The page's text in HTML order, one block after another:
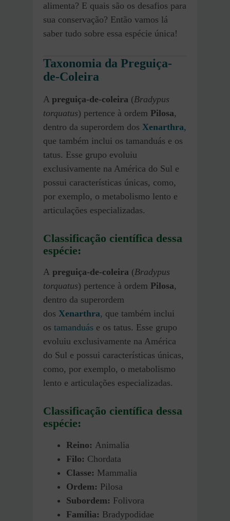
alimenta? E quais são os desafios para
sua conservação? Então vamos lá
saber tudo sobre essa espécie única!
Taxonomia da Preguiça-
de-Coleira
A preguiça-de-coleira (Bradypus
torquatus) pertence à ordem Pilosa,
dentro da superordem dos Xenarthra,
que também inclui os tamanduás e os
tatus. Esse grupo evoluiu
exclusivamente na América do Sul e
possui características únicas, como,
por exemplo, o metabolismo lento e
articulações especializadas.
Classificação científica dessa
espécie:
A preguiça-de-coleira (Bradypus
torquatus) pertence à ordem Pilosa,
dentro da superordem
dos Xenarthra, que também inclui
os tamanduás e os tatus. Esse grupo
evoluiu exclusivamente na América
do Sul e possui características únicas,
como, por exemplo, o metabolismo
lento e articulações especializadas.
Classificação científica dessa
espécie:
Reino: Animalia
Filo: Chordata
Classe: Mammalia
Ordem: Pilosa
Subordem: Folivora
Família: Bradypodidae